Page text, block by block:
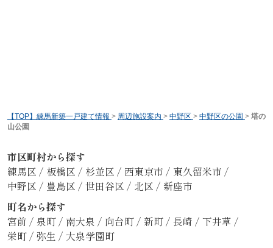
【TOP】練馬新築一戸建て情報 > 周辺施設案内 > 中野区 > 中野区の公園 > 塔の
山公園
市区町村から探す
練馬区 / 板橋区 / 杉並区 / 西東京市 / 東久留米市 /
中野区 / 豊島区 / 世田谷区 / 北区 / 新座市
町名から探す
宮前 / 泉町 / 南大泉 / 向台町 / 新町 / 長崎 / 下井草 /
栄町 / 弥生 / 大泉学園町